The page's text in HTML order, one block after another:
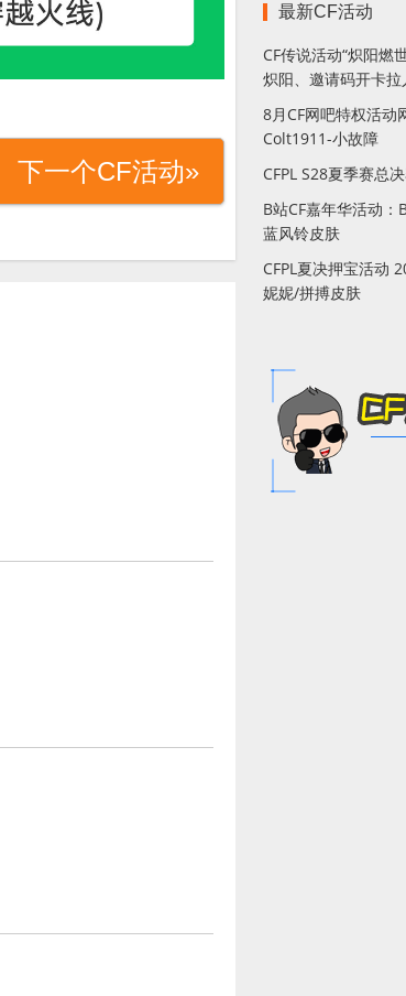
下一个CF活动»
最新CF活动
CF传说活动“炽阳燃
炽阳、邀请码开卡拉
8月CF网吧特权活动
Colt1911-小故障
CFPL S28夏季赛总
B站CF嘉年华活动
蓝风铃皮肤
CFPL夏决押宝活动
妮妮/拼搏皮肤